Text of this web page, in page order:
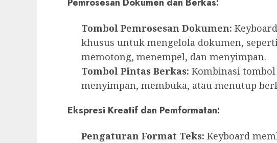
Pemrosesan Dokumen dan Berkas:
Tombol Pemrosesan Dokumen:
khusus untuk mengelola dokumen,
memotong, menempel, dan menyimpan.
Tombol Pintas Berkas: Kombinasi
menyimpan, membuka, atau menutup
Ekspresi Kreatif dan Pemformatan:
Pengaturan Format Teks: Keyboard